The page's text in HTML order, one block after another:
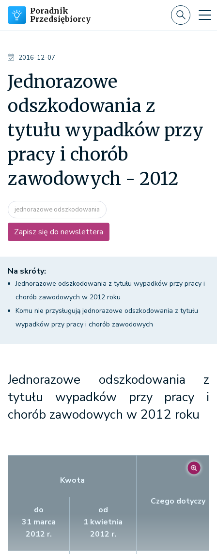
Poradnik
Przedsiębiorcy
2016-12-07
Jednorazowe
odszkodowania z
tytułu wypadków przy
pracy i chorób
zawodowych - 2012
jednorazowe odszkodowania
Zapisz się do newslettera
Na skróty:
Jednorazowe odszkodowania z tytułu wypadków przy pracy i
chorób zawodowych w 2012 roku
Komu nie przysługują jednorazowe odszkodowania z tytułu
wypadków przy pracy i chorób zawodowych
Jednorazowe odszkodowania z
tytułu wypadków przy pracy i
chorób zawodowych w 2012 roku
Kwota
Czego dotyczy
do
31 marca
2012 r.
od
1 kwietnia
2012 r.